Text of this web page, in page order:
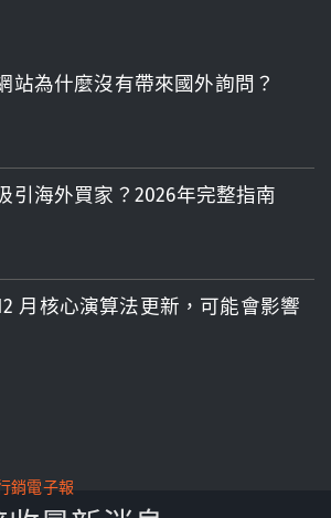
站為什麼沒有帶來國外詢問？
引海外買家？2026年完整指南
月核心演算法更新，可能會影響
銷電子報